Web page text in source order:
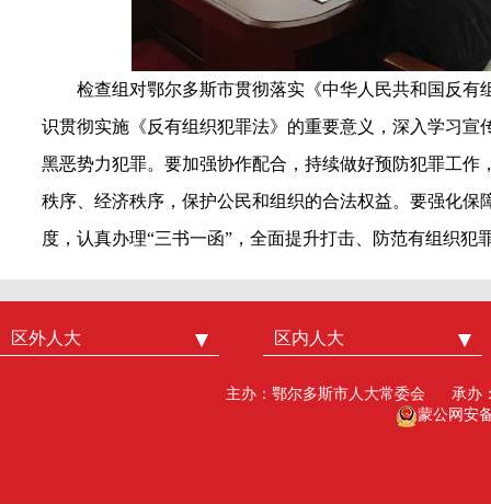
检查组对鄂尔多斯市贯彻落实《中华人民共和国 反有
识贯彻实施《反有组织犯罪法》的重要意义，深入学习
黑恶势力犯罪。要加强协作配合，持续做好预防犯罪工作
秩序、经济秩序，保护公民和组织的合法权益。要强化保
度， 认真办理“三书一函”， 全面提升打击、防范有组织犯
区外人大
中国人大
区内人大
内蒙古人大
包头人大
主办：鄂尔多斯市人大常委会
承办
蒙公网安